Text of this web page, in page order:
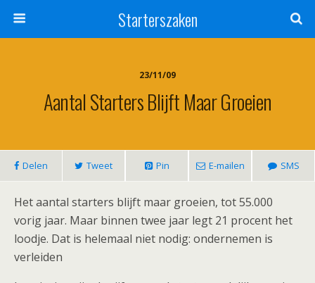
Starterszaken
23/11/09
Aantal Starters Blijft Maar Groeien
Delen Tweet Pin E-mailen SMS
Het aantal starters blijft maar groeien, tot 55.000
vorig jaar. Maar binnen twee jaar legt 21 procent het
loodje. Dat is helemaal niet nodig: ondernemen is
verleiden